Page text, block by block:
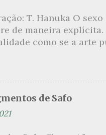
T. Hanuka O
de maneira
como se a arte
um conjunto de
de um livro
figuras que se
de Safo